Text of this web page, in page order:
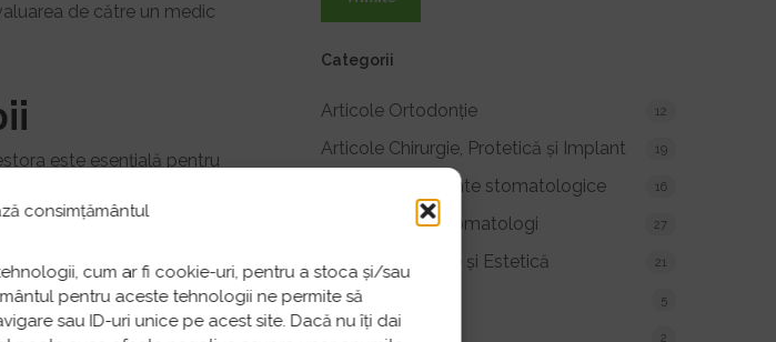
consimțământul
cum ar fi cookie-uri, pentru a stoca și/sau
pentru aceste tehnologii ne permite să
sau ID-uri unice pe acest site. Dacă nu îți dai
de către un medic
este esențială pentru
când avem de-a face cu
ale gingiilor, deoarece
Categorii
Articole Ortodonție 12
Articole Chirurgie, Protetică și Implant 19
Articole tratamente stomatologice 16
Sfaturi medici stomatologi 27
Articole Profilaxie și Estetică 21
Testimoniale 5
Blog 2